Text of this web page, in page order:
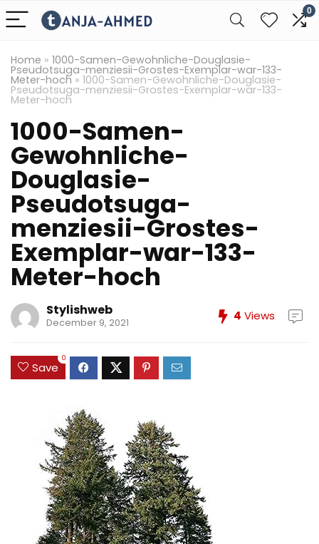
0
Home » 1000-Samen-Gewohnliche-Douglasie-
Pseudotsuga-menziesii-Grostes-Exemplar-war-133-
Meter-hoch » 1000-Samen-Gewohnliche-Douglasie-
Pseudotsuga-menziesii-Grostes-Exemplar-war-133-
Meter-hoch
1000-Samen-
Gewohnliche-
Douglasie-
Pseudotsuga-
menziesii-Grostes-
Exemplar-war-133-
Meter-hoch
Stylishweb
December 9, 2021 4 Views
Save
0